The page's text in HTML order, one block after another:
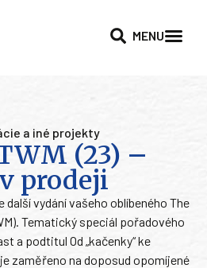
MENU
a iné projekty
(23) –
prodeji
další vydání vašeho oblíbeného The
Tematický speciál pořadového
a podtitul Od „kačenky“ ke
zaměřeno na doposud opomíjené